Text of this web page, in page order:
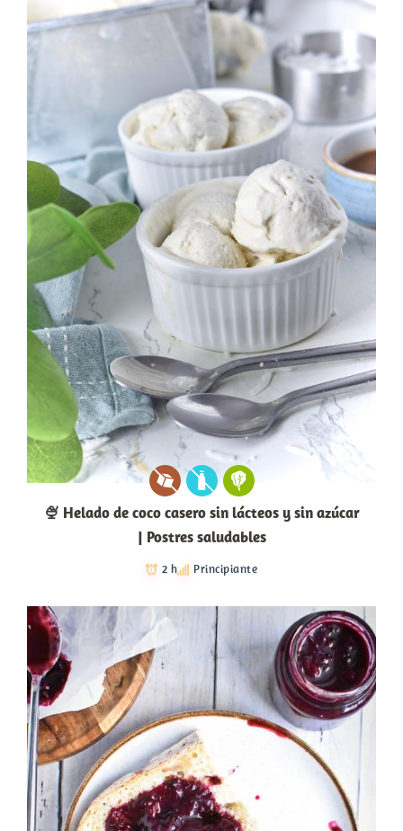
🍨 Helado de coco casero sin lácteos y sin azúcar
| Postres saludables
2 h Principiante